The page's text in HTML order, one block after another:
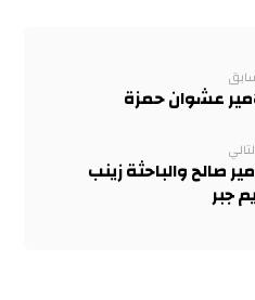
عشوان حمزة
صالح والباحثة زينب
جبر